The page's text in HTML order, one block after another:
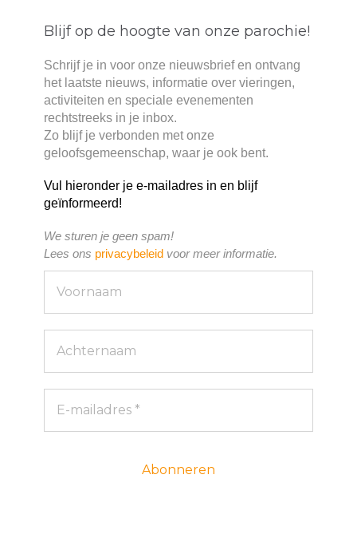
Blijf op de hoogte van onze parochie!
Schrijf je in voor onze nieuwsbrief en ontvang
het laatste nieuws, informatie over vieringen,
activiteiten en speciale evenementen
rechtstreeks in je inbox.
Zo blijf je verbonden met onze
geloofsgemeenschap, waar je ook bent.
Vul hieronder je e-mailadres in en blijf
geïnformeerd!
We sturen je geen spam!
Lees ons privacybeleid voor meer informatie.